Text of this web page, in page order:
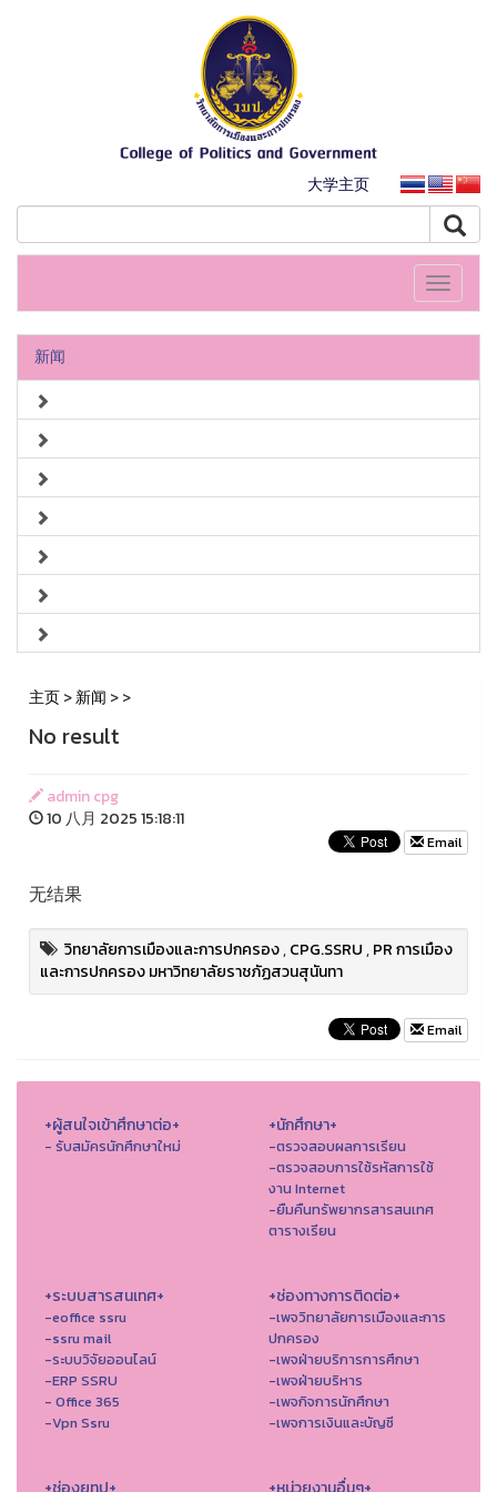
大学主页
Toggle
新闻
主页>新闻 >>
No result
admin cpg
10 八月 2025 15:18:11
Email
无结果
วิทยาลัยการเมืองและการปกครอง,CPG.SSRU,PR การเมือง
และการปกครอง มหาวิทยาลัยราชภัฏสวนสุนันทา
Email
+ผู้สนใจเข้าศึกษาต่อ+
- รับสมัครนักศึกษาใหม่
+นักศึกษา+
-ตรวจสอบผลการเรียน
-ตรวจสอบการใช้รหัสการใช้
งาน Internet
-ยืมคืนทรัพยากรสารสนเทศ
ตารางเรียน
+ระบบสารสนเทศ+
-eoffice ssru
-ssru mail
-ระบบวิจัยออนไลน์
-ERP SSRU
- Office 365
-Vpn Ssru
+ช่องทางการติดต่อ+
-เพจวิทยาลัยการเมืองและการ
ปกครอง
-เพจฝ่ายบริการการศึกษา
-เพจฝ่ายบริหาร
-เพจกิจการนักศึกษา
-เพจการเงินและบัญชี